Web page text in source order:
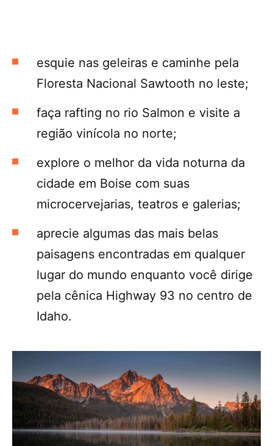
esquie nas geleiras e caminhe pela
Floresta Nacional Sawtooth no leste;
faça rafting no rio Salmon e visite a
região vinícola no norte;
explore o melhor da vida noturna da
cidade em Boise com suas
microcervejarias, teatros e galerias;
aprecie algumas das mais belas
paisagens encontradas em qualquer
lugar do mundo enquanto você dirige
pela cênica Highway 93 no centro de
Idaho.